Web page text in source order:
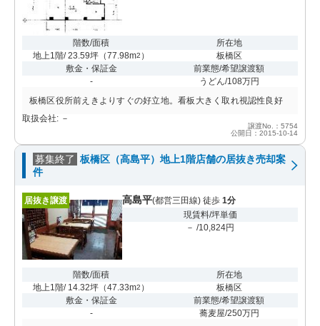
階数/面積
地上1階/ 23.59坪 （77.98m2 ）
所在地
板橋区
敷金・保証金
-
前業態/希望譲渡額
うどん/108万円
板橋区役所前えきよりすぐの好立地。看板大きく取れ視認性良好
取扱会社: －
譲渡No.：5754
公開日：2015-10-14
募集終了 板橋区（高島平）地上1階店舗の居抜き売却案
件
居抜き譲渡 高島平(都営三田線) 徒歩 1分
現賃料/坪単価
－ /10,824円
階数/面積
地上1階/ 14.32坪 （47.33m2 ）
所在地
板橋区
敷金・保証金
-
前業態/希望譲渡額
蕎麦屋/250万円